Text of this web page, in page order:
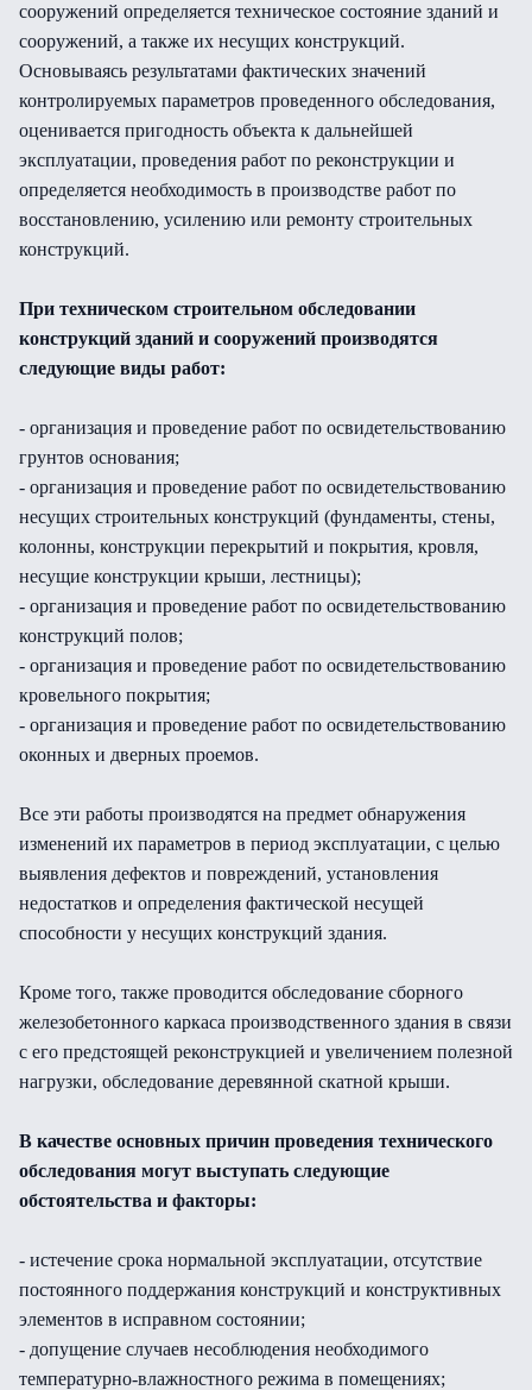
сооружений определяется техническое состояние зданий и
сооружений, а также их несущих конструкций.
Основываясь результатами фактических значений
контролируемых параметров проведенного обследования,
оценивается пригодность объекта к дальнейшей
эксплуатации, проведения работ по реконструкции и
определяется необходимость в производстве работ по
восстановлению, усилению или ремонту строительных
конструкций.
При техническом строительном обследовании
конструкций зданий и сооружений производятся
следующие виды работ:
- организация и проведение работ по освидетельствованию
грунтов основания;
- организация и проведение работ по освидетельствованию
несущих строительных конструкций (фундаменты, стены,
колонны, конструкции перекрытий и покрытия, кровля,
несущие конструкции крыши, лестницы);
- организация и проведение работ по освидетельствованию
конструкций полов;
- организация и проведение работ по освидетельствованию
кровельного покрытия;
- организация и проведение работ по освидетельствованию
оконных и дверных проемов.
Все эти работы производятся на предмет обнаружения
изменений их параметров в период эксплуатации, с целью
выявления дефектов и повреждений, установления
недостатков и определения фактической несущей
способности у несущих конструкций здания.
Кроме того, также проводится обследование сборного
железобетонного каркаса производственного здания в связи
с его предстоящей реконструкцией и увеличением полезной
нагрузки, обследование деревянной скатной крыши.
В качестве основных причин проведения технического
обследования могут выступать следующие
обстоятельства и факторы:
- истечение срока нормальной эксплуатации, отсутствие
постоянного поддержания конструкций и конструктивных
элементов в исправном состоянии;
- допущение случаев несоблюдения необходимого
температурно-влажностного режима в помещениях;